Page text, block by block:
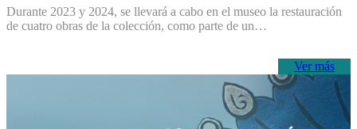
Durante 2023 y 2024, se llevará a cabo en el museo la restauración
de cuatro obras de la colección, como parte de un…
Ver más